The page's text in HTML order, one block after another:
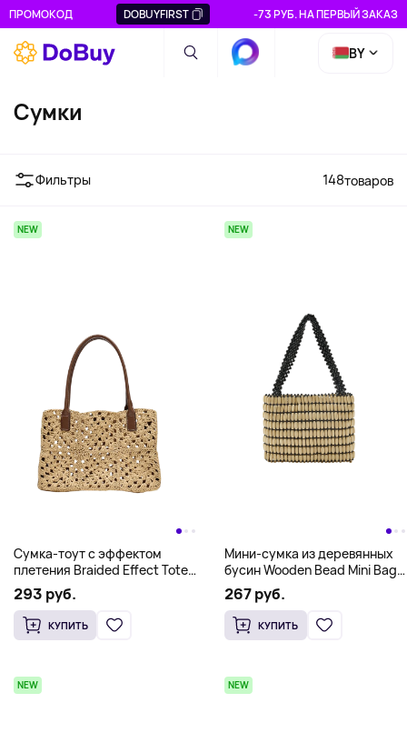
ПРОМОКОД DOBUYFIRST -73 РУБ. НА ПЕРВЫЙ ЗАКАЗ
BY
Сумки
Фильтры 148товаров
NEW
Сумка-тоут с эффектом
плетения Braided Effect Tote
Bag Zara, плетеная
293 руб.
КУПИТЬ
NEW
Мини-сумка из деревянных
бусин Wooden Bead Mini Bag
Zara
267 руб.
КУПИТЬ
NEW NEW